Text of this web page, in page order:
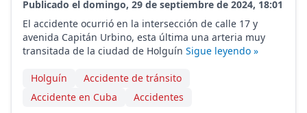
Publicado el domingo, 29 de septiembre de 2024, 18:01
El accidente ocurrió en la intersección de calle 17 y
avenida Capitán Urbino, esta última una arteria muy
transitada de la ciudad de Holguín Sigue leyendo »
Holguín
Accidente de tránsito
Accidente en Cuba
Accidentes